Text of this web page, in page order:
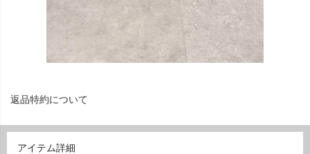
返品特約について
アイテム詳細